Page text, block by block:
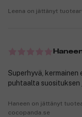
Leena on jättänyt
Superhyvä,
puhtaalta suosituksen
Haneen on jättänyt
cocopanda.se